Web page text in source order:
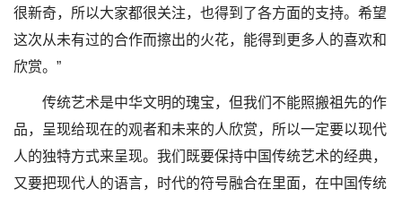
很新奇，所以大家都很关注，也得到了各方面的支持。希望
这次从未有过的合作而擦出的火花，能得到更多人的喜欢和
欣赏。”
传统艺术是中华文明的瑰宝，但我们不能照搬祖先的作
品，呈现给现在的观者和未来的人欣赏，所以一定要以现代
人的独特方式来呈现。我们既要保持中国传统艺术的经典，
又要把现代人的语言，时代的符号融合在里面，在中国传统